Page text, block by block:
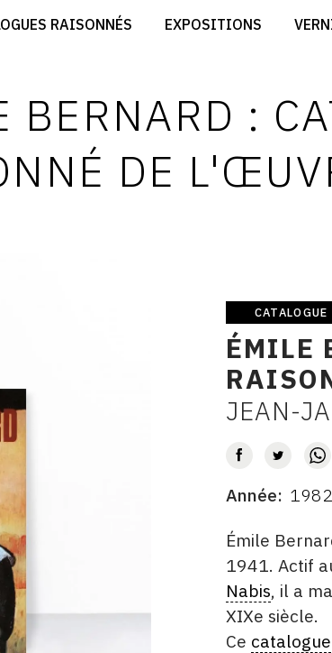
RAISONNÉS EXPOSITIONS
CRÉER SON CATALOGUE D'EXPO
BERNARD :
DE
Catalogue
raisonné
ÉMILE
AUTEUR
JEAN-
DATE
Année 1982
DESCRITPTION
Émile
1941. Actif
Nabis, il a
XIXe siècle.
Ce